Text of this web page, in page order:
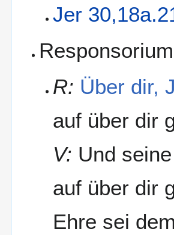
Jer
Responsorium
R: Über dir,
auf über dir
V: Und
auf über dir
Ehre sei